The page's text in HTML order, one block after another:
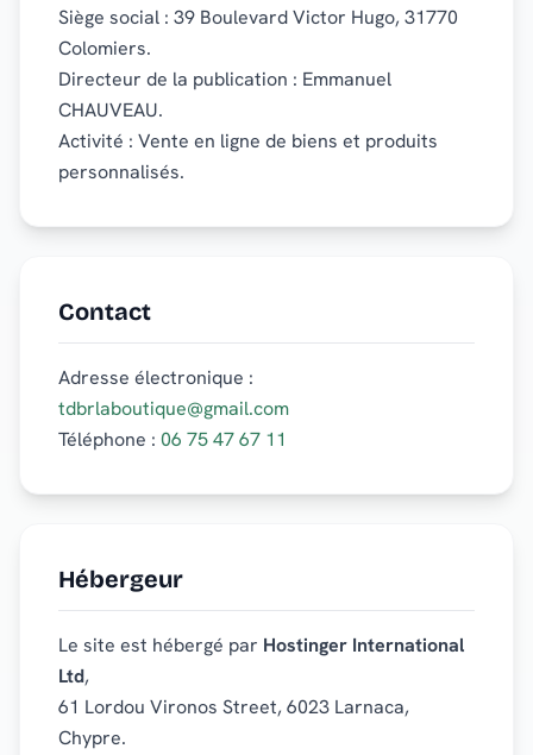
Siège social : 39 Boulevard Victor Hugo, 31770
Colomiers.
Directeur de la publication : Emmanuel
CHAUVEAU.
Activité : Vente en ligne de biens et produits
personnalisés.
Contact
Adresse électronique :
tdbrlaboutique@gmail.com
Téléphone : 06 75 47 67 11
Hébergeur
Le site est hébergé par Hostinger International
Ltd,
61 Lordou Vironos Street, 6023 Larnaca,
Chypre.